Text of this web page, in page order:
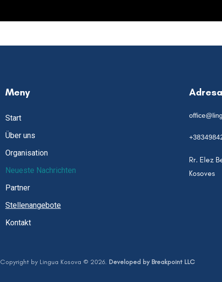
Meny
Start
Über uns
Organisation
Neueste Nachrichten
Partner
Stellenangebote
Kontakt
Adresa
Rr. Elez
Kosoves
Copyright by Lingua Kosova © 2026. Developed by Breakpoint LLC